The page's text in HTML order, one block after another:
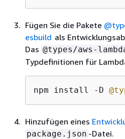
Fügen Sie die Pakete
esbuild als
Das @types/aws-
Typdefinitionen für
npm install -D
Hinzufügen eines
package.json -Datei.